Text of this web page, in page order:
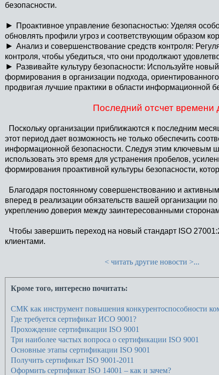
безопасности.
►
Проактивное управление безопасностью: Уделяя
обновлять профили угроз и соответствующим образом
► Анализ и совершенствование средств контроля:
контроля, чтобы убедиться, что они продолжают
►
Развивайте культуру безопасности: Используйте
формирования в организации подхода,
продвигая лучшие практики в области информационной
Последний отсчет времени
Поскольку организации приближаются к последним
этот период дает возможность не только обеспечить
информационной безопасности. Следуя этим ключевым
использовать это время для устранения пробелов,
формирования проактивной культуры безопасности,
Благодаря постоянному совершенствованию и
вперед в реализации обязательств вашей организации
укреплению доверия между заинтересованными
Чтобы завершить переход на новый стандарт ISO
клиентами.
< читать другие новости >...
Кроме того, интересно почитать:
СМК как инструмент повышения конкурентоспособности
Где требуется сертификат ИСО 9001?
Прохождение сертификации ISO 9001
Три наиболее частых вопроса о сертификации ISO 9001
Основные этапы сертификации ISO 9001
Получить сертификат ISO 9001-2011
Оформить сертификат ISO 14001 – как и зачем?